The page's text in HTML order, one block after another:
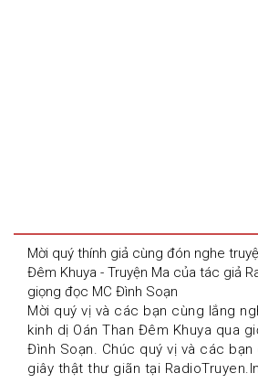
Mời quý thính giả cùng đón nghe
Đêm Khuya - Truyện Ma của tác giả
giọng đọc MC Đình Soạn
Mời quý vị và các bạn cùng lắng
kinh dị Oán Than Đêm Khuya qua
Đình Soạn. Chúc quý vị và các
giây thật thư giãn tại